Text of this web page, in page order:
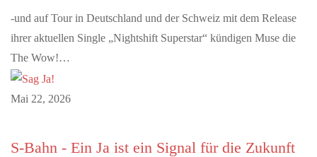
-und auf Tour in Deutschland und der Schweiz mit dem Release
ihrer aktuellen Single „Nightshift Superstar“ kündigen Muse die
The Wow!…
Mai 22, 2026
S-Bahn - Ein Ja ist ein Signal für die Zukunft